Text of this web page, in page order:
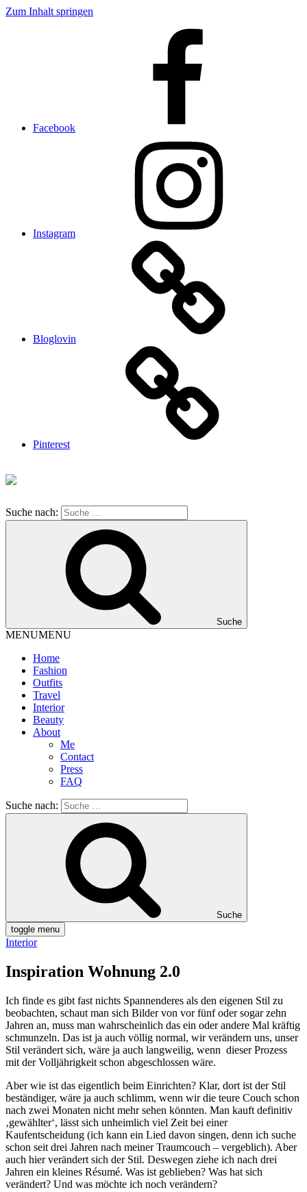
Zum Inhalt springen
Facebook
Instagram
Bloglovin
Pinterest
Suche nach:
Suche
MENUMENU
Home
Fashion
Outfits
Travel
Interior
Beauty
About
Me
Contact
Press
FAQ
Suche nach:
Suche
toggle menu
Interior
Inspiration Wohnung 2.0
Ich finde es gibt fast nichts Spannenderes als den eigenen Stil zu
beobachten, schaut man sich Bilder von vor fünf oder sogar zehn
Jahren an, muss man wahrscheinlich das ein oder andere Mal kräftig
schmunzeln. Das ist ja auch völlig normal, wir verändern uns, unser
Stil verändert sich, wäre ja auch langweilig, wenn dieser Prozess
mit der Volljährigkeit schon abgeschlossen wäre.
Aber wie ist das eigentlich beim Einrichten? Klar, dort ist der Stil
beständiger, wäre ja auch schlimm, wenn wir die teure Couch schon
nach zwei Monaten nicht mehr sehen könnten. Man kauft definitiv
‚gewählter‘, lässt sich unheimlich viel Zeit bei einer
Kaufentscheidung (ich kann ein Lied davon singen, denn ich suche
schon seit drei Jahren nach meiner Traumcouch – vergeblich). Aber
auch hier verändert sich der Stil. Deswegen ziehe ich nach drei
Jahren ein kleines Résumé. Was ist geblieben? Was hat sich
verändert? Und was möchte ich noch verändern?